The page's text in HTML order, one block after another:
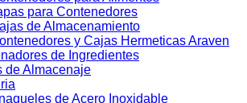
para Contenedores
de Almacenamiento
y Cajas Hermeticas Araven
de Ingredientes
de Almacenaje
de Acero Inoxidable